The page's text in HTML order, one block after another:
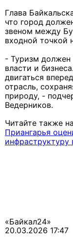
Глава
что город
звеном между
входной точкой
- Туризм должен
власти и
двигаться
отрасль,
природу, -
Ведерников.
Читайте также
Приангарья
«Байкал24»
20.03.2026 17:47